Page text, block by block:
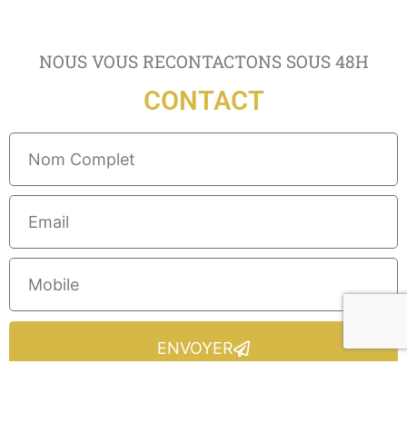
NOUS VOUS RECONTACTONS SOUS 48H
CONTACT
ENVOYER